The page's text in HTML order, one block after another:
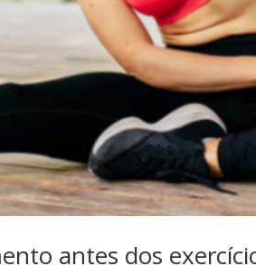
antes dos